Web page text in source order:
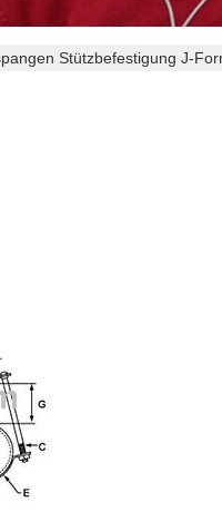
Stützbefestigung J-